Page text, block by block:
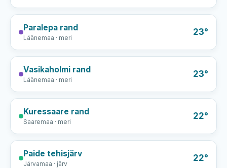
Paralepa rand
Läänemaa · meri
23°
Vasikaholmi rand
Läänemaa · meri
23°
Kuressaare rand
Saaremaa · meri
22°
Paide tehisjärv
Järvamaa · järv
22°